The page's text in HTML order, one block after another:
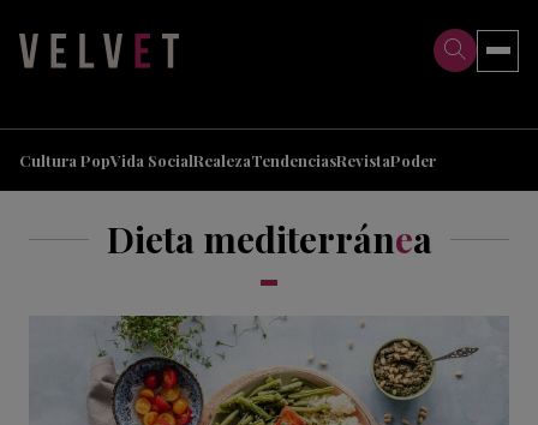
Cultura PopVida SocialRealezaTendenciasRevistaPoder
Dieta mediterránea